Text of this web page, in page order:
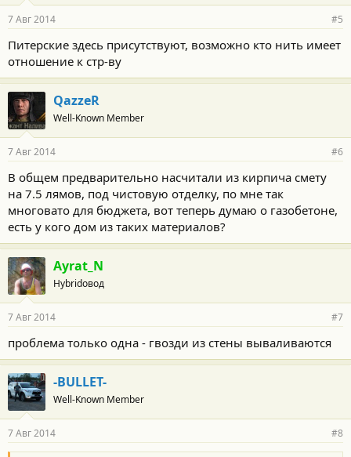
7 Авг 2014 #5
Питерские здесь присутствуют, возможно кто нить имеет
отношение к стр-ву
QazzeR
Well-Known Member
7 Авг 2014 #6
В общем предварительно насчитали из кирпича смету
на 7.5 лямов, под чистовую отделку, по мне так
многовато для бюджета, вот теперь думаю о газобетоне,
есть у кого дом из таких материалов?
Ayrat_N
Hybridовод
7 Авг 2014 #7
проблема только одна - гвозди из стены вываливаются
-BULLET-
Well-Known Member
7 Авг 2014 #8